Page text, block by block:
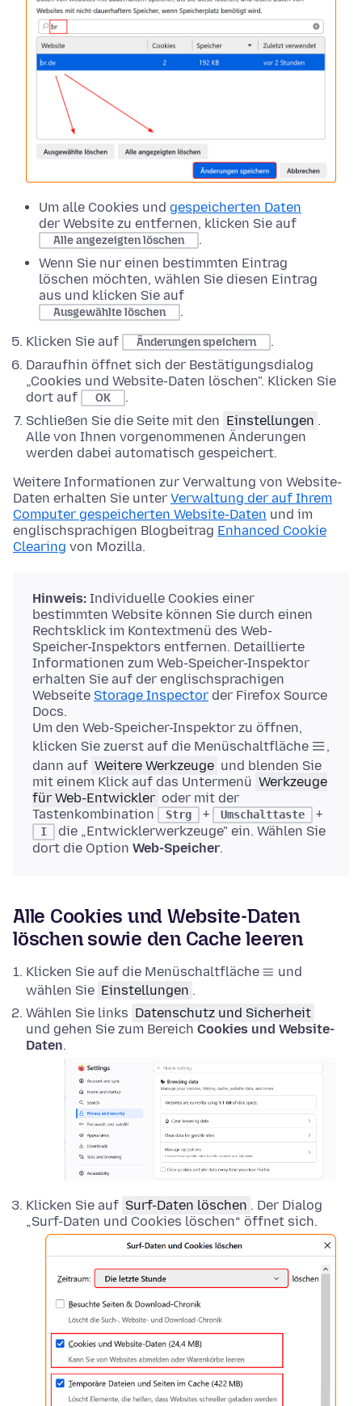
Um alle Cookies und gespeicherten Daten
der Website zu entfernen, klicken Sie auf
Alle angezeigten löschen
.
Wenn Sie nur einen bestimmten Eintrag
löschen möchten, wählen Sie diesen Eintrag
aus und klicken Sie auf
Ausgewählte löschen
.
Klicken Sie auf
Änderungen speichern
.
Daraufhin öffnet sich der Bestätigungsdialog
„Cookies und Website-Daten löschen". Klicken Sie
dort auf
OK
.
Schließen Sie die Seite mit den Einstellungen .
Alle von Ihnen vorgenommenen Änderungen
werden dabei automatisch gespeichert.
Weitere Informationen zur Verwaltung von Website-
Daten erhalten Sie unter Verwaltung der auf Ihrem
Computer gespeicherten Website-Daten und im
englischsprachigen Blogbeitrag Enhanced Cookie
Clearing von Mozilla.
Hinweis: Individuelle Cookies einer
bestimmten Website können Sie durch einen
Rechtsklick im Kontextmenü des Web-
Speicher-Inspektors entfernen. Detaillierte
Informationen zum Web-Speicher-Inspektor
erhalten Sie auf der englischsprachigen
Webseite Storage Inspector der Firefox Source
Docs.
Um den Web-Speicher-Inspektor zu öffnen,
klicken Sie zuerst auf die Menüschaltfläche
,
dann auf Weitere Werkzeuge und blenden Sie
mit einem Klick auf das Untermenü Werkzeuge
für Web-Entwickler oder mit der
Tastenkombination
Strg + Umschalttaste +
I
die „Entwicklerwerkzeuge" ein. Wählen Sie
dort die Option Web-Speicher.
Alle Cookies und Website-Daten
löschen sowie den Cache leeren
Klicken Sie auf die Menüschaltfläche
und
wählen Sie Einstellungen .
Wählen Sie links Datenschutz und Sicherheit
und gehen Sie zum Bereich Cookies und Website-
Daten.
Klicken Sie auf Surf-Daten löschen . Der Dialog
„Surf-Daten und Cookies löschen“ öffnet sich.